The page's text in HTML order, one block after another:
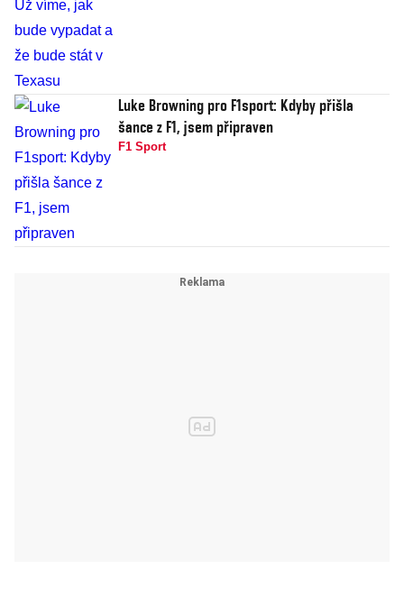
Luke Browning pro F1sport: Kdyby přišla
šance z F1, jsem připraven
F1 Sport